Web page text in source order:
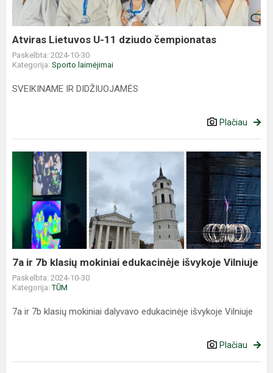
čempionatas
Atviras Lietuvos U-11 dziudo čempionatas
Paskelbta: 2024-10-30
Kategorija: Sporto laimėjimai
SVEIKINAME IR DIDŽIUOJAMĖS
Plačiau
klasių
mokiniai
edukacinėje
išvykoje
Vilniuje
7a ir 7b klasių mokiniai edukacinėje išvykoje Vilniuje
Paskelbta: 2024-10-30
Kategorija:TŪM
7a ir 7b klasių mokiniai dalyvavo edukacinėje išvykoje Vilniuje
Plačiau